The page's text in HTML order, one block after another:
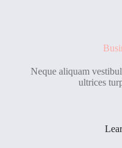
Neque aliquam
ultrices